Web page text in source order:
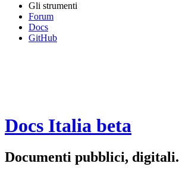
Gli strumenti
Forum
Docs
GitHub
Docs Italia beta
Documenti pubblici, digitali.